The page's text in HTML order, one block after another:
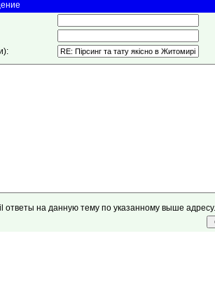
ответы на данную тему по указанному выше адресу.